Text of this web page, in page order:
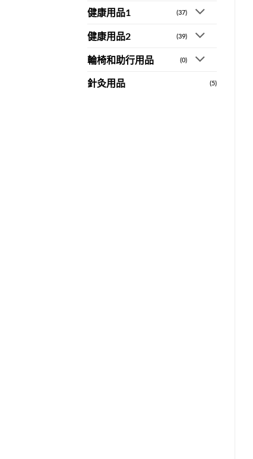
健康用品1 (37)
健康用品2 (39)
輪椅和助行用品 (0)
針灸用品 (5)